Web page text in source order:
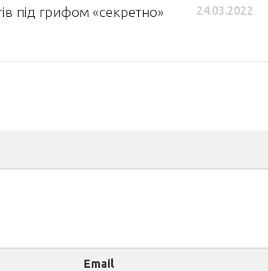
під грифом «секретно»
24.03.2022
Email